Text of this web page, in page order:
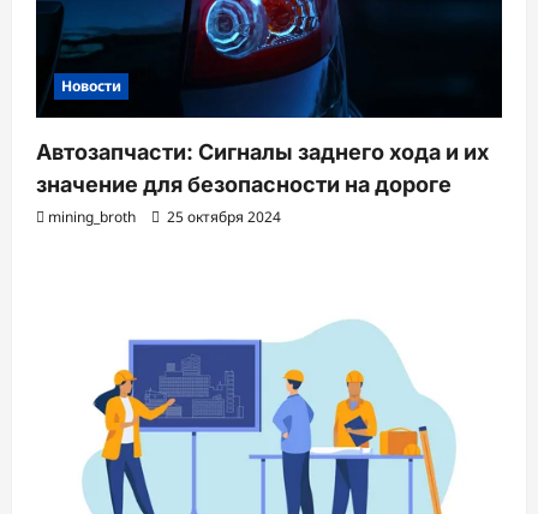
Новости
Автозапчасти: Сигналы заднего хода и их
значение для безопасности на дороге
mining_broth 25 октября 2024